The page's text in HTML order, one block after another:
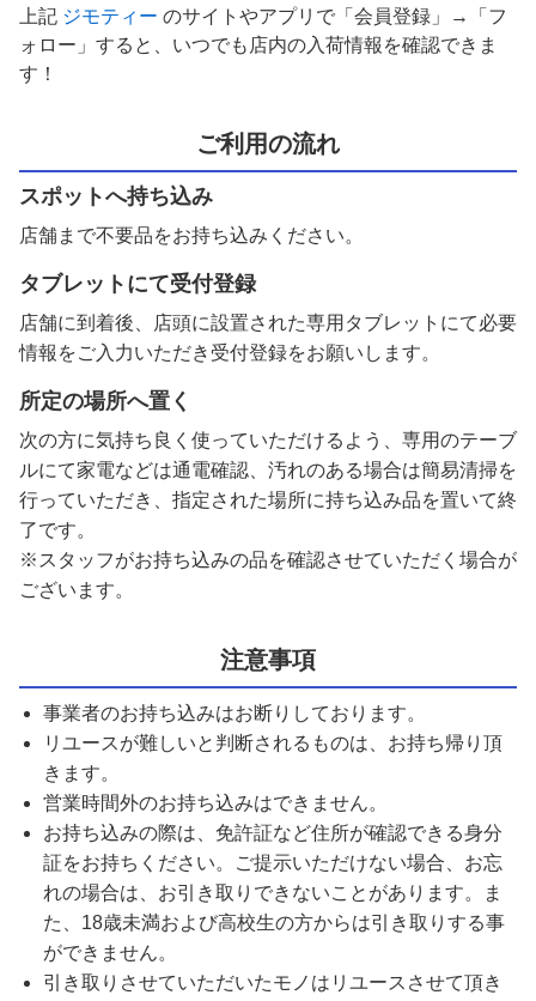
上記 ジモティー のサイトやアプリで「会員登録」→「フ
ォロー」すると、いつでも店内の入荷情報を確認できま
す！
ご利用の流れ
スポットへ持ち込み
店舗まで不要品をお持ち込みください。
タブレットにて受付登録
店舗に到着後、店頭に設置された専用タブレットにて必要
情報をご入力いただき受付登録をお願いします。
所定の場所へ置く
次の方に気持ち良く使っていただけるよう、専用のテーブ
ルにて家電などは通電確認、汚れのある場合は簡易清掃を
行っていただき、指定された場所に持ち込み品を置いて終
了です。
※スタッフがお持ち込みの品を確認させていただく場合が
ございます。
注意事項
事業者のお持ち込みはお断りしております。
リユースが難しいと判断されるものは、お持ち帰り頂
きます。
営業時間外のお持ち込みはできません。
お持ち込みの際は、免許証など住所が確認できる身分
証をお持ちください。ご提示いただけない場合、お忘
れの場合は、お引き取りできないことがあります。ま
た、18歳未満および高校生の方からは引き取りする事
ができません。
引き取りさせていただいたモノはリユースさせて頂き